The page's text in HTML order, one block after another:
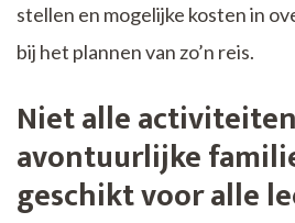
stellen en mogelijke kosten in
bij het plannen van zo’n reis.
Niet alle
avontuurlijke
geschikt voor alle